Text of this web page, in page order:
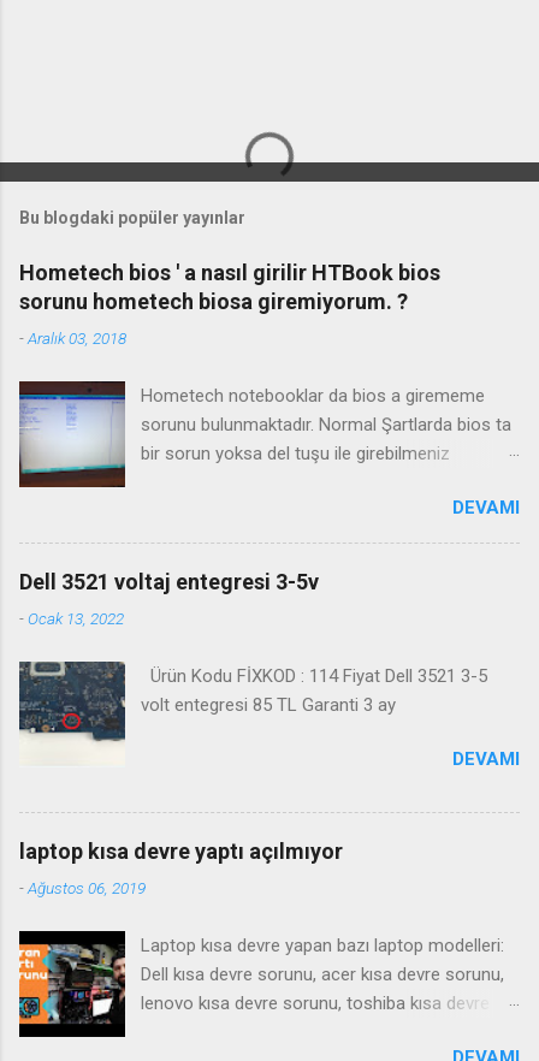
Bu blogdaki popüler yayınlar
Hometech bios ' a nasıl girilir HTBook bios
sorunu hometech biosa giremiyorum. ?
-Aralık 03, 2018
Hometech notebooklar da bios a girememe
sorunu bulunmaktadır. Normal Şartlarda bios ta
bir sorun yoksa del tuşu ile girebilmeniz
yaramaktadır. Biosa girme videosu izleyin
Kanalimiza abone olmayı unutmayın
DEVAMI
Dell 3521 voltaj entegresi 3-5v
-Ocak 13, 2022
Ürün Kodu FİXKOD : 114 Fiyat Dell 3521 3-5
volt entegresi 85 TL Garanti 3 ay
DEVAMI
laptop kısa devre yaptı açılmıyor
-Ağustos 06, 2019
Laptop kısa devre yapan bazı laptop modelleri:
Dell kısa devre sorunu, acer kısa devre sorunu,
lenovo kısa devre sorunu, toshiba kısa devre